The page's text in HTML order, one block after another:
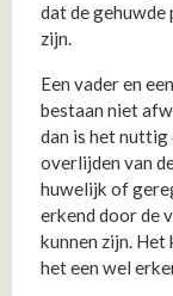
dat de
zijn.
Een vader en
bestaan niet
dan is het nuttig
overlijden van
huwelijk of
erkend door de
kunnen zijn.
het een wel